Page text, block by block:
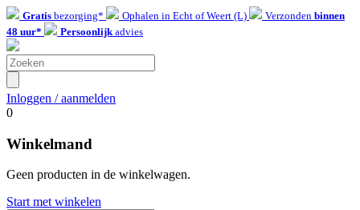
Gratis bezorging* Ophalen in Echt of Weert (L) Verzonden binnen
48 uur*
Persoonlijkadvies
Inloggen / aanmelden
0
Winkelmand
Geen producten in de winkelwagen.
Start met winkelen